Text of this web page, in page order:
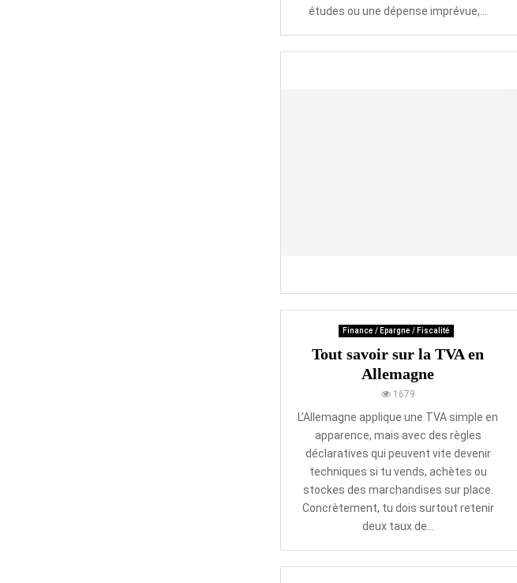
études ou une dépense imprévue,...
Finance / Epargne / Fiscalité
Tout savoir sur la TVA en
Allemagne
1679
L’Allemagne applique une TVA simple en
apparence, mais avec des règles
déclaratives qui peuvent vite devenir
techniques si tu vends, achètes ou
stockes des marchandises sur place.
Concrètement, tu dois surtout retenir
deux taux de...